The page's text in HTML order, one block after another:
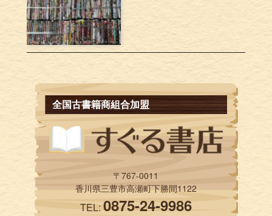
全国古書籍商組合加盟
〒767-0011
香川県三豊市高瀬町下勝間1122
TEL:0875-24-9986